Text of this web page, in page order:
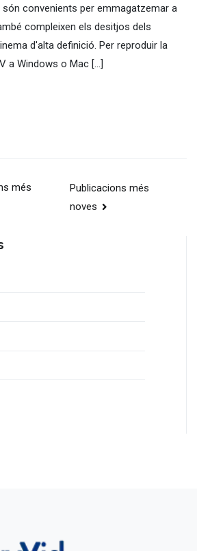
són convenients per emmagatzemar a
compleixen els desitjos dels
d'alta definició. Per reproduir la
a Windows o Mac [...]
més
Publicacions més
noves